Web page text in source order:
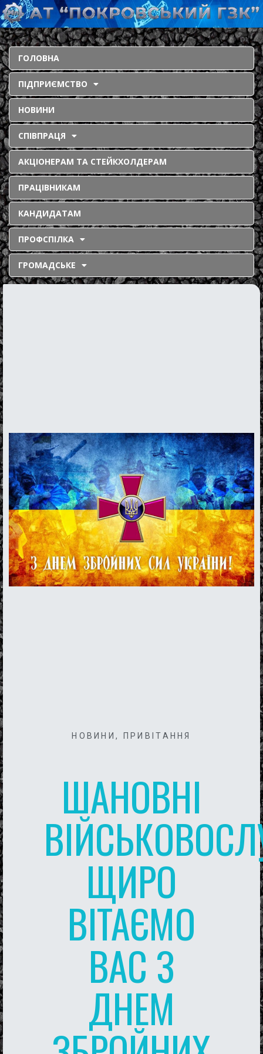
ГОЛОВНА
ПІДПРИЄМСТВО
НОВИНИ
СПІВПРАЦЯ
АКЦІОНЕРАМ ТА СТЕЙКХОЛДЕРАМ
ПРАЦІВНИКАМ
КАНДИДАТАМ
ПРОФСПІЛКА
ГРОМАДСЬКЕ
НОВИНИ, ПРИВІТАННЯ
ШАНОВНІ
ЩИРО
ВІТАЄМО
ВАС З
ДНЕМ